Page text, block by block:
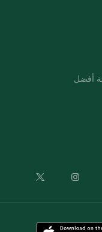
أفضل